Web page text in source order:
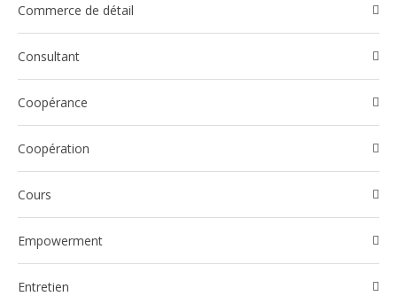
Commerce de détail
Consultant
Coopérance
Coopération
Cours
Empowerment
Entretien